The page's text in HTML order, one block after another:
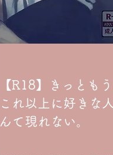
【R18】きっとも
これ以上に好きな
んて現れない。